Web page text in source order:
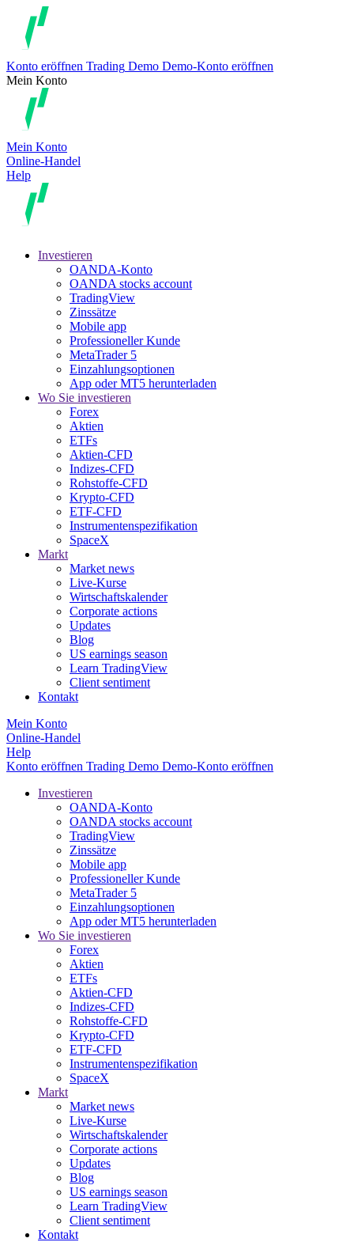
Konto eröffnen Trading Demo Demo-Konto eröffnen
Mein Konto
Mein Konto
Online-Handel
Help
Investieren
OANDA-Konto
OANDA stocks account
TradingView
Zinssätze
Mobile app
Professioneller Kunde
MetaTrader 5
Einzahlungsoptionen
App oder MT5 herunterladen
Wo Sie investieren
Forex
Aktien
ETFs
Aktien-CFD
Indizes-CFD
Rohstoffe-CFD
Krypto-CFD
ETF-CFD
Instrumentenspezifikation
SpaceX
Markt
Market news
Live-Kurse
Wirtschaftskalender
Corporate actions
Updates
Blog
US earnings season
Learn TradingView
Client sentiment
Kontakt
Mein Konto
Online-Handel
Help
Konto eröffnen Trading Demo Demo-Konto eröffnen
Investieren
OANDA-Konto
OANDA stocks account
TradingView
Zinssätze
Mobile app
Professioneller Kunde
MetaTrader 5
Einzahlungsoptionen
App oder MT5 herunterladen
Wo Sie investieren
Forex
Aktien
ETFs
Aktien-CFD
Indizes-CFD
Rohstoffe-CFD
Krypto-CFD
ETF-CFD
Instrumentenspezifikation
SpaceX
Markt
Market news
Live-Kurse
Wirtschaftskalender
Corporate actions
Updates
Blog
US earnings season
Learn TradingView
Client sentiment
Kontakt